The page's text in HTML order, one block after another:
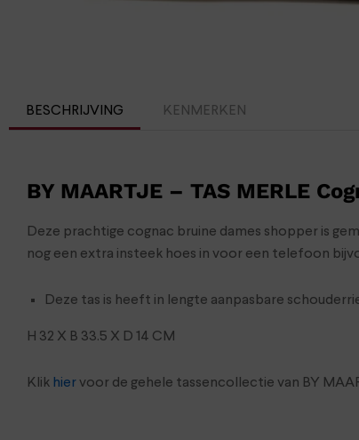
BESCHRIJVING KENMERKEN
BY MAARTJE – TAS MERLE
Deze prachtige cognac bruine dames shopper is
nog een extra insteek hoes in voor een telefoon
Deze tas is heeft in lengte aanpasbare
H 32 X B 33.5 X D 14 CM
Klik hiervoor de gehele tassencollectie van BY